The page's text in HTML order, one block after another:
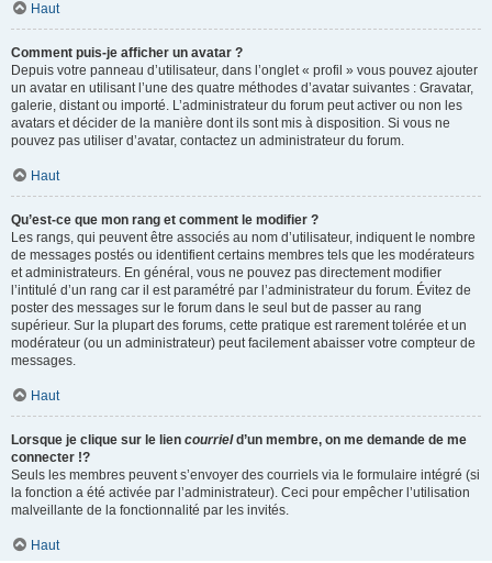
Haut
Comment puis-je afficher un avatar ?
Depuis votre panneau d’utilisateur, dans l’onglet « profil » vous pouvez ajouter
un avatar en utilisant l’une des quatre méthodes d’avatar suivantes : Gravatar,
galerie, distant ou importé. L’administrateur du forum peut activer ou non les
avatars et décider de la manière dont ils sont mis à disposition. Si vous ne
pouvez pas utiliser d’avatar, contactez un administrateur du forum.
Haut
Qu’est-ce que mon rang et comment le modifier ?
Les rangs, qui peuvent être associés au nom d’utilisateur, indiquent le nombre
de messages postés ou identifient certains membres tels que les modérateurs
et administrateurs. En général, vous ne pouvez pas directement modifier
l’intitulé d’un rang car il est paramétré par l’administrateur du forum. Évitez de
poster des messages sur le forum dans le seul but de passer au rang
supérieur. Sur la plupart des forums, cette pratique est rarement tolérée et un
modérateur (ou un administrateur) peut facilement abaisser votre compteur de
messages.
Haut
Lorsque je clique sur le lien courrield’un membre, on me demande de me
connecter !?
Seuls les membres peuvent s’envoyer des courriels via le formulaire intégré (si
la fonction a été activée par l’administrateur). Ceci pour empêcher l’utilisation
malveillante de la fonctionnalité par les invités.
Haut